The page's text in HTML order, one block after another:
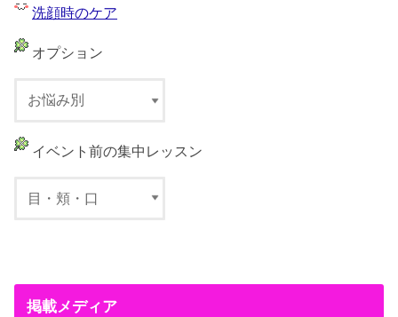
洗顔時のケア
オプション
イベント前の集中レッスン
掲載メディア